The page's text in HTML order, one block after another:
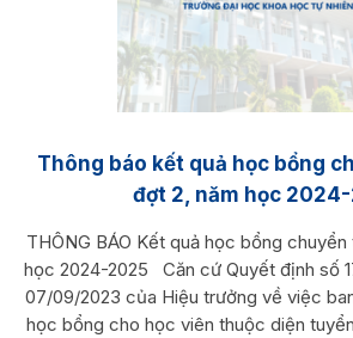
Thông báo kết quả học bổng
đợt 2, năm học
THÔNG BÁO Kết quả học bổng
học 2024-2025 Căn cứ Quyết định số
07/09/2023 của Hiệu trưởng về việc
học bổng cho học viên thuộc diện